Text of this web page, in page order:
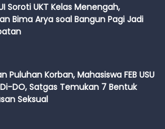
Soroti UKT Kelas Menengah,
Bima Arya soal Bangun Pagi Jadi
Puluhan Korban, Mahasiswa FEB USU
DO, Satgas Temukan 7 Bentuk
Seksual